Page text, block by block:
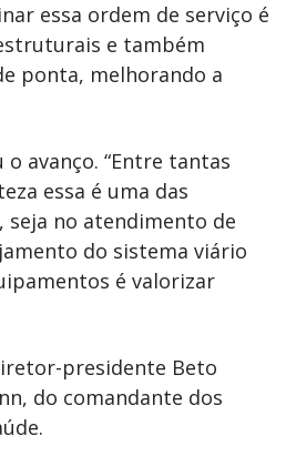
essa ordem de serviço é
e também
ponta, melhorando a
avanço. “Entre tantas
essa é uma das
seja no atendimento de
do sistema viário
é valorizar
presidente Beto
do comandante dos